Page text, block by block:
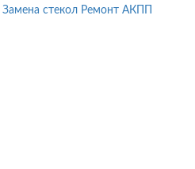
Замена стекол Ремонт АКПП